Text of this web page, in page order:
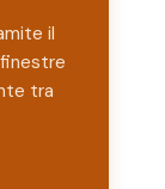
il
tra